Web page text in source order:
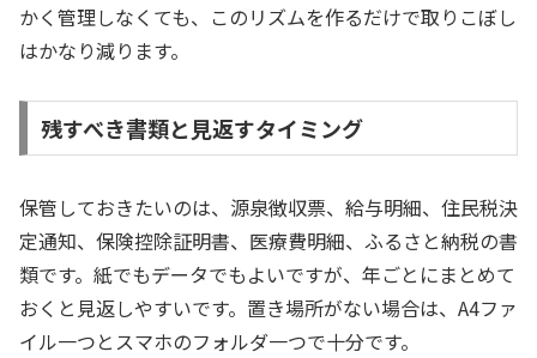
かく管理しなくても、このリズムを作るだけで取りこぼし
はかなり減ります。
残すべき書類と見返すタイミング
保管しておきたいのは、源泉徴収票、給与明細、住民税決
定通知、保険控除証明書、医療費明細、ふるさと納税の書
類です。紙でもデータでもよいですが、年ごとにまとめて
おくと見返しやすいです。置き場所がない場合は、A4ファ
イル一つとスマホのフォルダ一つで十分です。